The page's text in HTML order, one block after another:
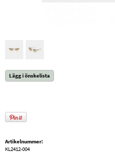
Lägg i önskelista
Artikelnummer:
KL2412-004